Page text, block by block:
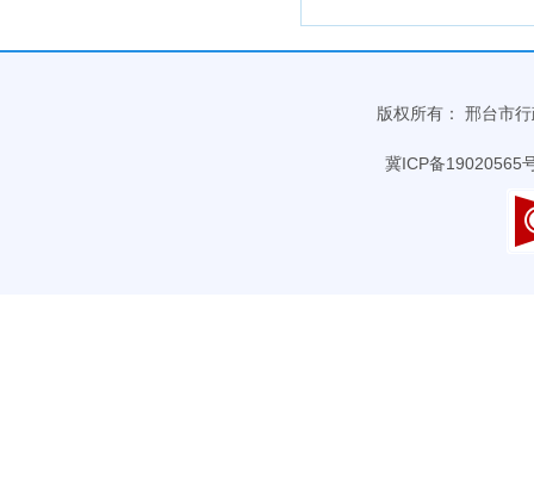
版权所有： 邢台市
冀ICP备19020565